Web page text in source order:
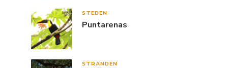
STEDEN
Puntarenas
STRANDEN